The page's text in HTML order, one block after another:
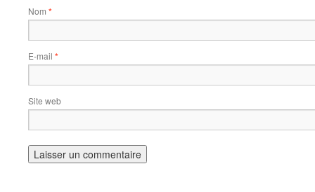
Nom *
E-mail *
Site web